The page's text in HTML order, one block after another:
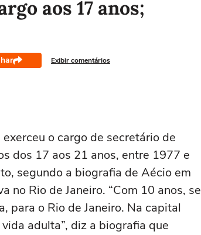
aos 17 anos;
Exibir comentários
o cargo de secretário de
dos 17 aos 21 anos, entre 1977 e
segundo a biografia de Aécio em
no Rio de Janeiro. “Com 10 anos, se
para o Rio de Janeiro. Na capital
adulta”, diz a biografia que